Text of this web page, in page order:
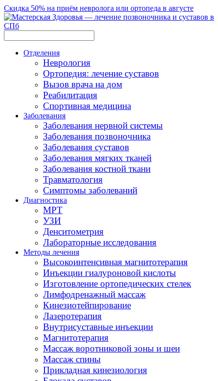
Скидка 50% на приём невролога или ортопеда в августе
Отделения
Неврология
Ортопедия: лечение суставов
Вызов врача на дом
Реабилитация
Спортивная медицина
Заболевания
Заболевания нервной системы
Заболевания позвоночника
Заболевания суставов
Заболевания мягких тканей
Заболевания костной ткани
Травматология
Симптомы заболеваний
Диагностика
МРТ
УЗИ
Денситометрия
Лабораторные исследования
Методы лечения
Высокоинтенсивная магнитотерапия
Инъекции гиалуроновой кислоты
Изготовление ортопедических стелек
Лимфодренажный массаж
Кинезиотейпирование
Лазеротерапия
Внутрисуставные инъекции
Магнитотерапия
Массаж воротниковой зоны и шеи
Массаж спины
Прикладная кинезиология